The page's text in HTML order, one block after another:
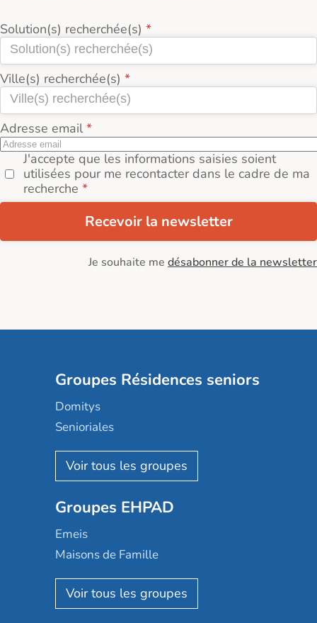
Solution(s) recherchée(s)
Ville(s) recherchée(s)
Adresse email
J'accepte que les informations saisies soient
utilisées pour me recontacter dans le cadre de ma
recherche
Recevoir la newsletter
Je souhaite me désabonner de la newsletter
Groupes Résidences seniors
Domitys
Senioriales
Nohée
Les Résidentiels
Mobicap
Domusvi
Happy Senior
Aquarelia
Nexity edenea
Groupes EHPAD
Emeis
Maisons de Famille
Korian
Emera